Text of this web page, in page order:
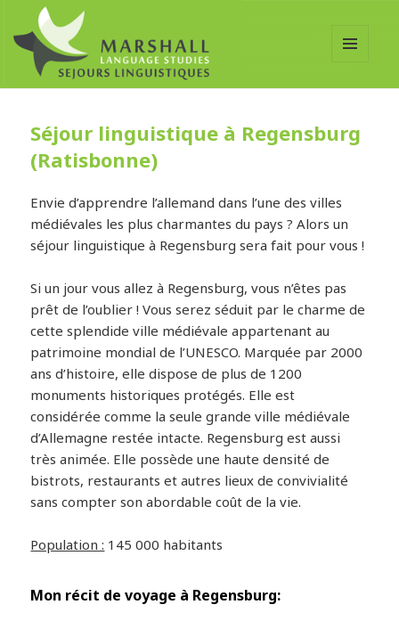
ET
Séjour linguistique à Regensburg
(Ratisbonne)
Envie d’apprendre l’allemand dans l’une des villes
médiévales les plus charmantes du pays ? Alors un
séjour linguistique à Regensburg sera fait pour vous !
Si un jour vous allez à Regensburg, vous n’êtes pas
prêt de l’oublier ! Vous serez séduit par le charme de
cette splendide ville médiévale appartenant au
patrimoine mondial de l’UNESCO. Marquée par 2000
ans d’histoire, elle dispose de plus de 1200
monuments historiques protégés. Elle est
considérée comme la seule grande ville médiévale
d’Allemagne restée intacte. Regensburg est aussi
très animée. Elle possède une haute densité de
bistrots, restaurants et autres lieux de convivialité
sans compter son abordable coût de la vie.
Population : 145 000 habitants
Mon récit de voyage à Regensburg: